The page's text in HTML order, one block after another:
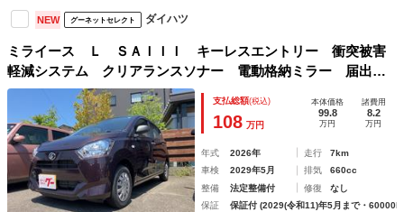
NEW グーネットセレクト ダイハツ
ミライース Ｌ ＳＡＩＩＩ キーレスエントリー 衝突被害
軽減システム クリアランスソナー 電動格納ミラー 届出済
み未使用車 エアコン パワーステアリング パワーウインド
支払総額(税込)
108 万円
本体価格
99.8
万円
諸費用
8.2
万円
年式 2026年 走行
7km
車検
2029年5月 排気
660cc
整備
法定整備付 修復
なし
保証
保証付 (2029(令和11)年5月まで・